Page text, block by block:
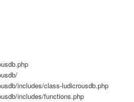
includes/class-ludicrousdb.php
includes/functions.php